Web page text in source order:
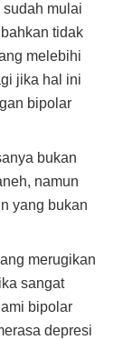
mulai
tidak
melebihi
jika hal ini
bipolar
bukan
namun
yang bukan
merugikan
sangat
bipolar
depresi